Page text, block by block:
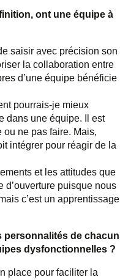
ont une équipe à
saisir avec précision son
la collaboration entre
d’une équipe bénéficie
pourrais-je mieux
dans une équipe. Il est
ou ne pas faire. Mais,
intégrer pour réagir de la
et les attitudes que
d’ouverture puisque nous
c’est un apprentissage
personnalités de chacun
dysfonctionnelles ?
place pour faciliter la